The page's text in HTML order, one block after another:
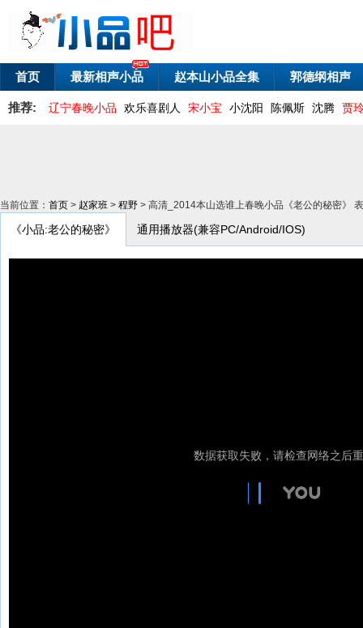
首页 最新相声小品 赵本山小品全集 郭德纲相声
推荐: 辽宁春晚小品 欢乐喜剧人 宋小宝 小沈阳 陈佩斯 沈腾 贾
当前位置： 首页 > 赵家班 > 程野 > 高清_2014本山选谁上春晚小品《老公的秘密》
《小品:老公的秘密》 通用播放器(兼容PC/Android/IOS)